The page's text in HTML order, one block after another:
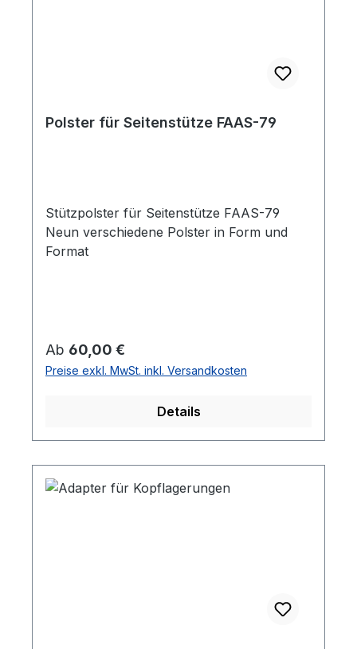
Polster für Seitenstütze FAAS-79
Stützpolster für Seitenstütze FAAS-79
Neun verschiedene Polster in Form und
Format
Regulärer Preis:
Ab 60,00 €
Preise exkl. MwSt. inkl. Versandkosten
Details